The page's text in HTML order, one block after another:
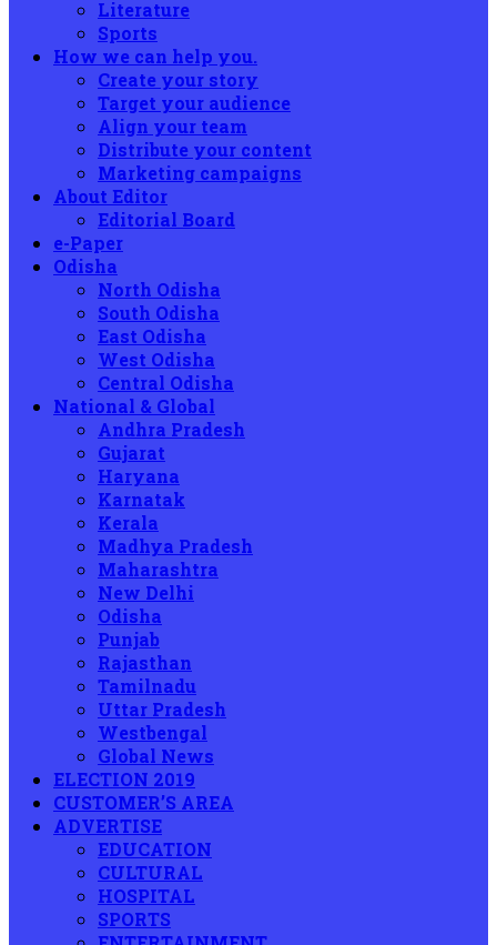
Literature
Sports
How we can help you.
Create your story
Target your audience
Align your team
Distribute your content
Marketing campaigns
About Editor
Editorial Board
e-Paper
Odisha
North Odisha
South Odisha
East Odisha
West Odisha
Central Odisha
National & Global
Andhra Pradesh
Gujarat
Haryana
Karnatak
Kerala
Madhya Pradesh
Maharashtra
New Delhi
Odisha
Punjab
Rajasthan
Tamilnadu
Uttar Pradesh
Westbengal
Global News
ELECTION 2019
CUSTOMER’S AREA
ADVERTISE
EDUCATION
CULTURAL
HOSPITAL
SPORTS